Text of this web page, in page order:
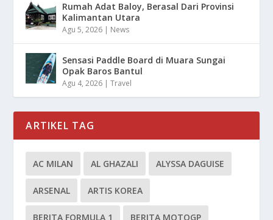
Rumah Adat Baloy, Berasal Dari Provinsi
Kalimantan Utara
Agu 5, 2026 | News
Sensasi Paddle Board di Muara Sungai
Opak Baros Bantul
Agu 4, 2026 |Travel
ARTIKEL TAG
AC MILAN AL GHAZALI ALYSSA DAGUISE
ARSENAL ARTIS KOREA
BERITA FORMULA 1 BERITA MOTOGP